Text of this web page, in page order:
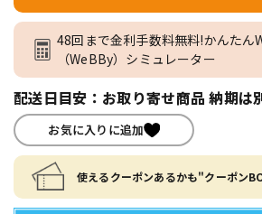
48回まで金利手数料無料!かんたん
（WeBBy）シミュレーター
配送日目安：お取り寄せ商品 納期は
お気に入りに追加
使えるクーポンあるかも"クーポン